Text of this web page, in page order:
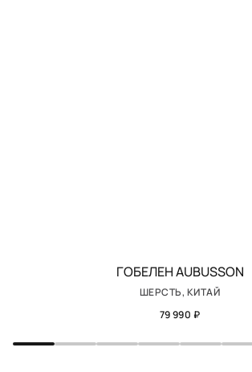
ГОБЕЛЕН AUBUSSON
ШЕРСТЬ, КИТАЙ
79 990 ₽